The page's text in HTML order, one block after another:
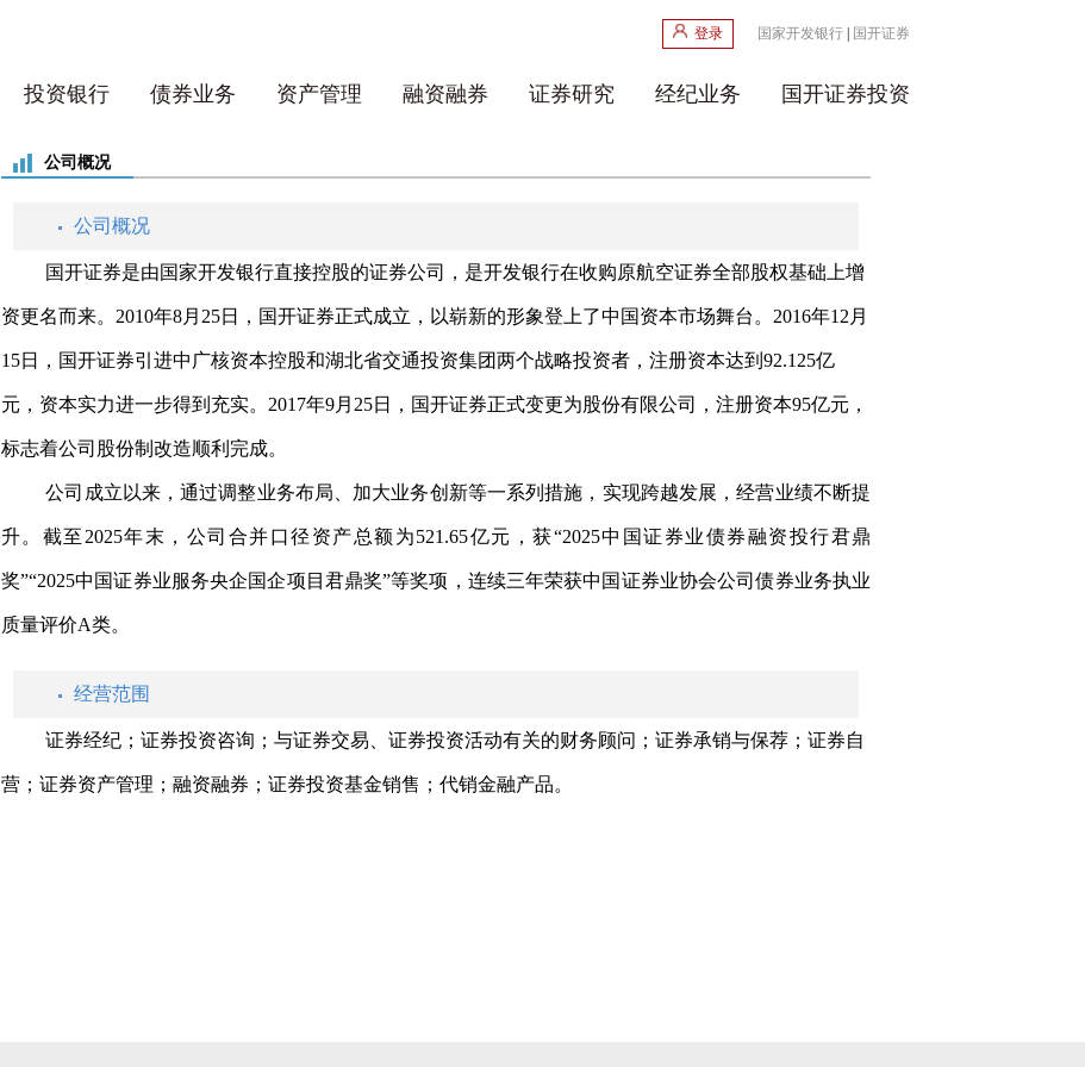
国家开发银行 国开证券
登录
投资银行 债券业务 资产管理 融资融券 证券研究 经纪业务 国开证券投资
公司概况
公司概况
国开证券是由国家开发银行直接控股的证券公司，是开发银行在收购原航空证券全部股权基础上增
资更名而来。 2010年8月 25日，国开证券正式成立，以崭新的形象登上了中国资本市场舞台。 2016年12 月
15日，国开证券引进中广核资本控股和湖北省交通投资集团两个战略投资者，注册资本达到 92.125亿
元，资本实力进一步得到充实。 2017年9月 25日，国开证券正式变更为股份有限公司，注册资本95亿元，
标志着公司股份制改造顺利完成。
公司成立以来，通过调整业务布局、加大业务创新等一系列措施，实现跨越发展，经营业绩不断提
升。 截至 2025年末，公司合并口径资产总额为521.65亿元，获“2025中国证券业债券融资投行君鼎
奖”“2025中国证券业服务央企国企项目君鼎奖”等奖项，连续三年荣获中国证券业协会公司债券业务执业
质量评价A类。
经营范围
证券经纪；证券投资咨询；与证券交易、证券投资活动有关的财务顾问；证券承销与保荐；证券自
营；证券资产管理；融资融券；证券投资基金销售；代销金融产品。